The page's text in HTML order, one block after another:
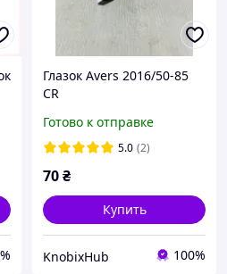
Глазок Avers 2016/50-85
CR
Готово к отправке
5.0 (2)
70₴
Купить
KnobixHub 100%